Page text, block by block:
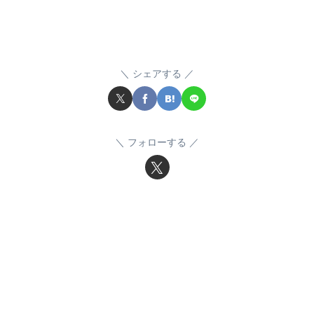
シェアする
フォローする